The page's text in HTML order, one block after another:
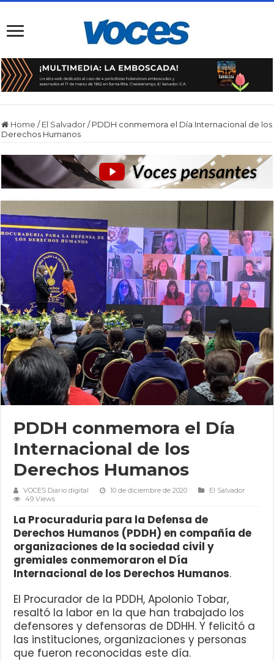
Home / El Salvador / PDDH conmemora el Día Internacional de los
Derechos Humanos
PDDH conmemora el Día
Internacional de los
Derechos Humanos
VOCES Diario digital 10 de diciembre de 2020
El Salvador
49 Views
La Procuraduria para la Defensa de
Derechos Humanos (PDDH) en compañía de
organizaciones de la sociedad civil y
gremiales conmemoraron el Día
Internacional de los Derechos Humanos.
El Procurador de la PDDH, Apolonio Tobar,
resaltó la labor en la que han trabajado los
defensores y defensoras de DDHH. Y felicitó a
las instituciones, organizaciones y personas
que fueron reconocidas este día.